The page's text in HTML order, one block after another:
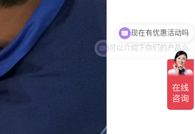
可以介绍下你们的产品么